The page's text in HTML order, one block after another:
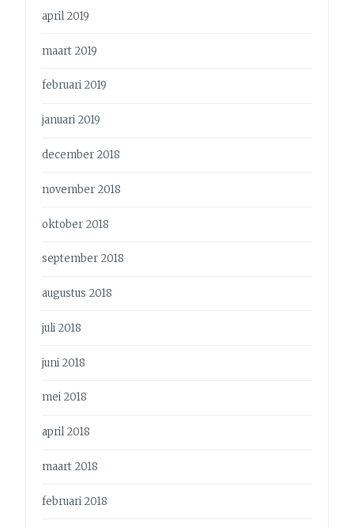
april 2019
maart 2019
februari 2019
januari 2019
december 2018
november 2018
oktober 2018
september 2018
augustus 2018
juli 2018
juni 2018
mei 2018
april 2018
maart 2018
februari 2018